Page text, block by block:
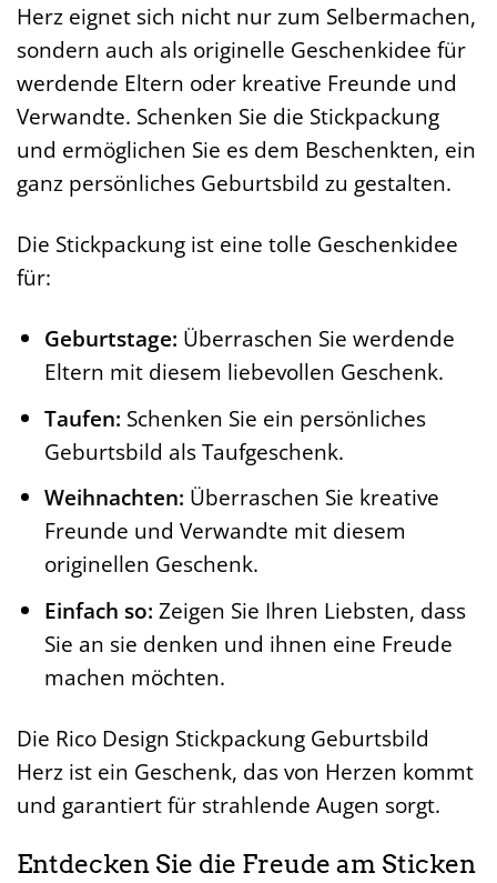
Herz eignet sich nicht nur zum Selbermachen,
sondern auch als originelle Geschenkidee für
werdende Eltern oder kreative Freunde und
Verwandte. Schenken Sie die Stickpackung
und ermöglichen Sie es dem Beschenkten, ein
ganz persönliches Geburtsbild zu gestalten.
Die Stickpackung ist eine tolle Geschenkidee
für:
Geburtstage: Überraschen Sie werdende
Eltern mit diesem liebevollen Geschenk.
Taufen: Schenken Sie ein persönliches
Geburtsbild als Taufgeschenk.
Weihnachten: Überraschen Sie kreative
Freunde und Verwandte mit diesem
originellen Geschenk.
Einfach so: Zeigen Sie Ihren Liebsten, dass
Sie an sie denken und ihnen eine Freude
machen möchten.
Die Rico Design Stickpackung Geburtsbild
Herz ist ein Geschenk, das von Herzen kommt
und garantiert für strahlende Augen sorgt.
Entdecken Sie die Freude am Sticken